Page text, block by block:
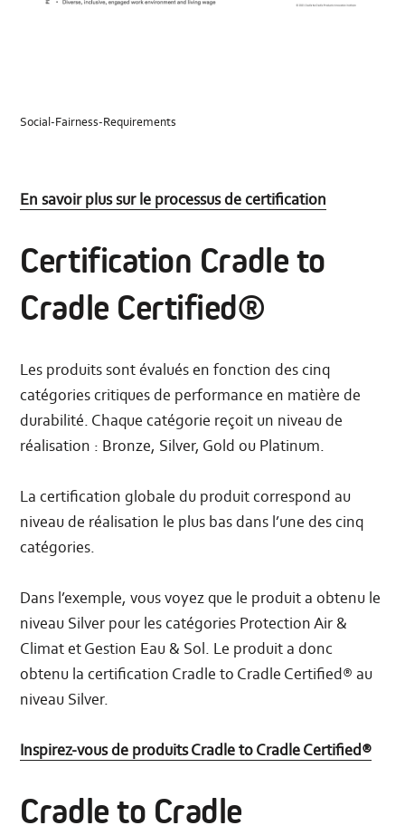
Social-Fairness-Requirements
En savoir plus sur le processus de certification
Certification Cradle to
Cradle Certified®
Les produits sont évalués en fonction des cinq
catégories critiques de performance en matière de
durabilité. Chaque catégorie reçoit un niveau de
réalisation : Bronze, Silver, Gold ou Platinum.
La certification globale du produit correspond au
niveau de réalisation le plus bas dans l’une des cinq
catégories.
Dans l’exemple, vous voyez que le produit a obtenu le
niveau Silver pour les catégories Protection Air &
Climat et Gestion Eau & Sol. Le produit a donc
obtenu la certification Cradle to Cradle Certified® au
niveau Silver.
Inspirez-vous de produits Cradle to Cradle Certified®
Cradle to Cradle